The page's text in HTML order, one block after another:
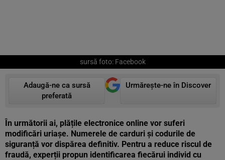
sursă foto: Facebook
Adaugă-ne ca sursă
preferată
Urmărește-ne în Discover
În următorii ai, plățile electronice online vor suferi
modificări uriașe. Numerele de carduri și codurile de
siguranță vor dispărea definitiv. Pentru a reduce riscul de
fraudă, experții propun identificarea fiecărui individ cu